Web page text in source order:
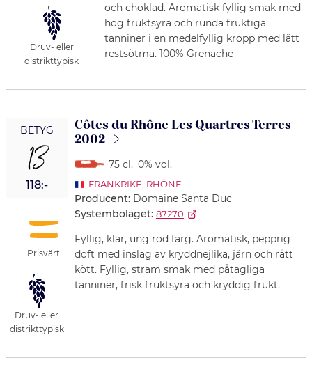
Druv- eller
distrikttypisk
och choklad. Aromatisk fyllig smak med
hög fruktsyra och runda fruktiga
tanniner i en medelfyllig kropp med lätt
restsötma. 100% Grenache
BETYG
13
118:-
Prisvärt
Druv- eller
distrikttypisk
Côtes du Rhône Les Quartres Terres
2002
75 cl, 0% vol.
FRANKRIKE, RHÔNE
Producent: Domaine Santa Duc
Systembolaget: 87270
Fyllig, klar, ung röd färg. Aromatisk, pepprig
doft med inslag av kryddnejlika, järn och rått
kött. Fyllig, stram smak med påtagliga
tanniner, frisk fruktsyra och kryddig frukt.